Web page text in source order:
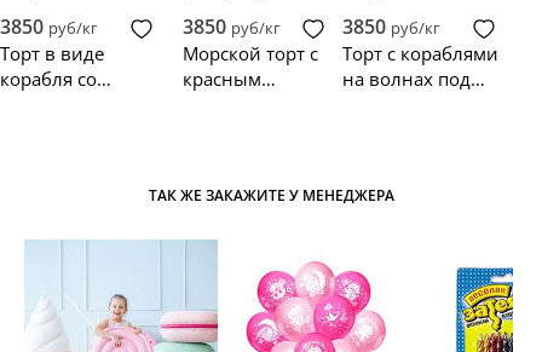
кругом
кругами
3850 руб/кг
Торт в виде
корабля со
3850 руб/кг
Морской торт с
красным
3850 руб/кг
Торт с кораблями
на волнах под
ТАК ЖЕ ЗАКАЖИТЕ У МЕНЕДЖЕРА